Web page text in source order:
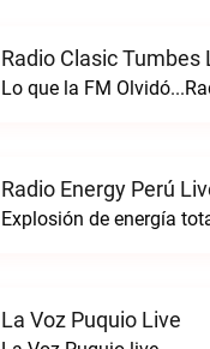
Radio Clasic Tumbes
Lo que la FM
Radio Energy Perú
Explosión de energía
La Voz Puquio Live